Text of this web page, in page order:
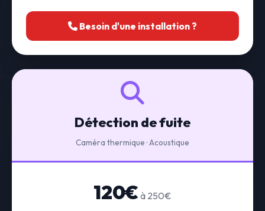
Besoin d'une installation ?
Détection de fuite
Caméra thermique · Acoustique
120€ à 250€